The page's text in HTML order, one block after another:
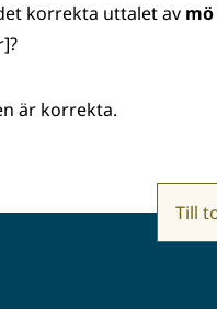
korrekta uttalet av mö
är korrekta.
Till